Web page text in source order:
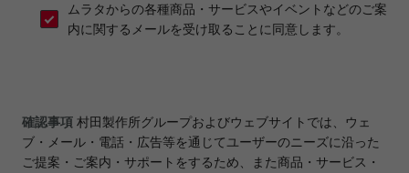
ムラタからの各種商品・サービスやイベントなどのご案
内に関するメールを受け取ることに同意します。
確認事項 村田製作所グループおよびウェブサイトでは、ウェ
ブ・メール・電話・広告等を通じてユーザーのニーズに沿った
ご提案・ご案内・サポートをするため、また商品・サービス・